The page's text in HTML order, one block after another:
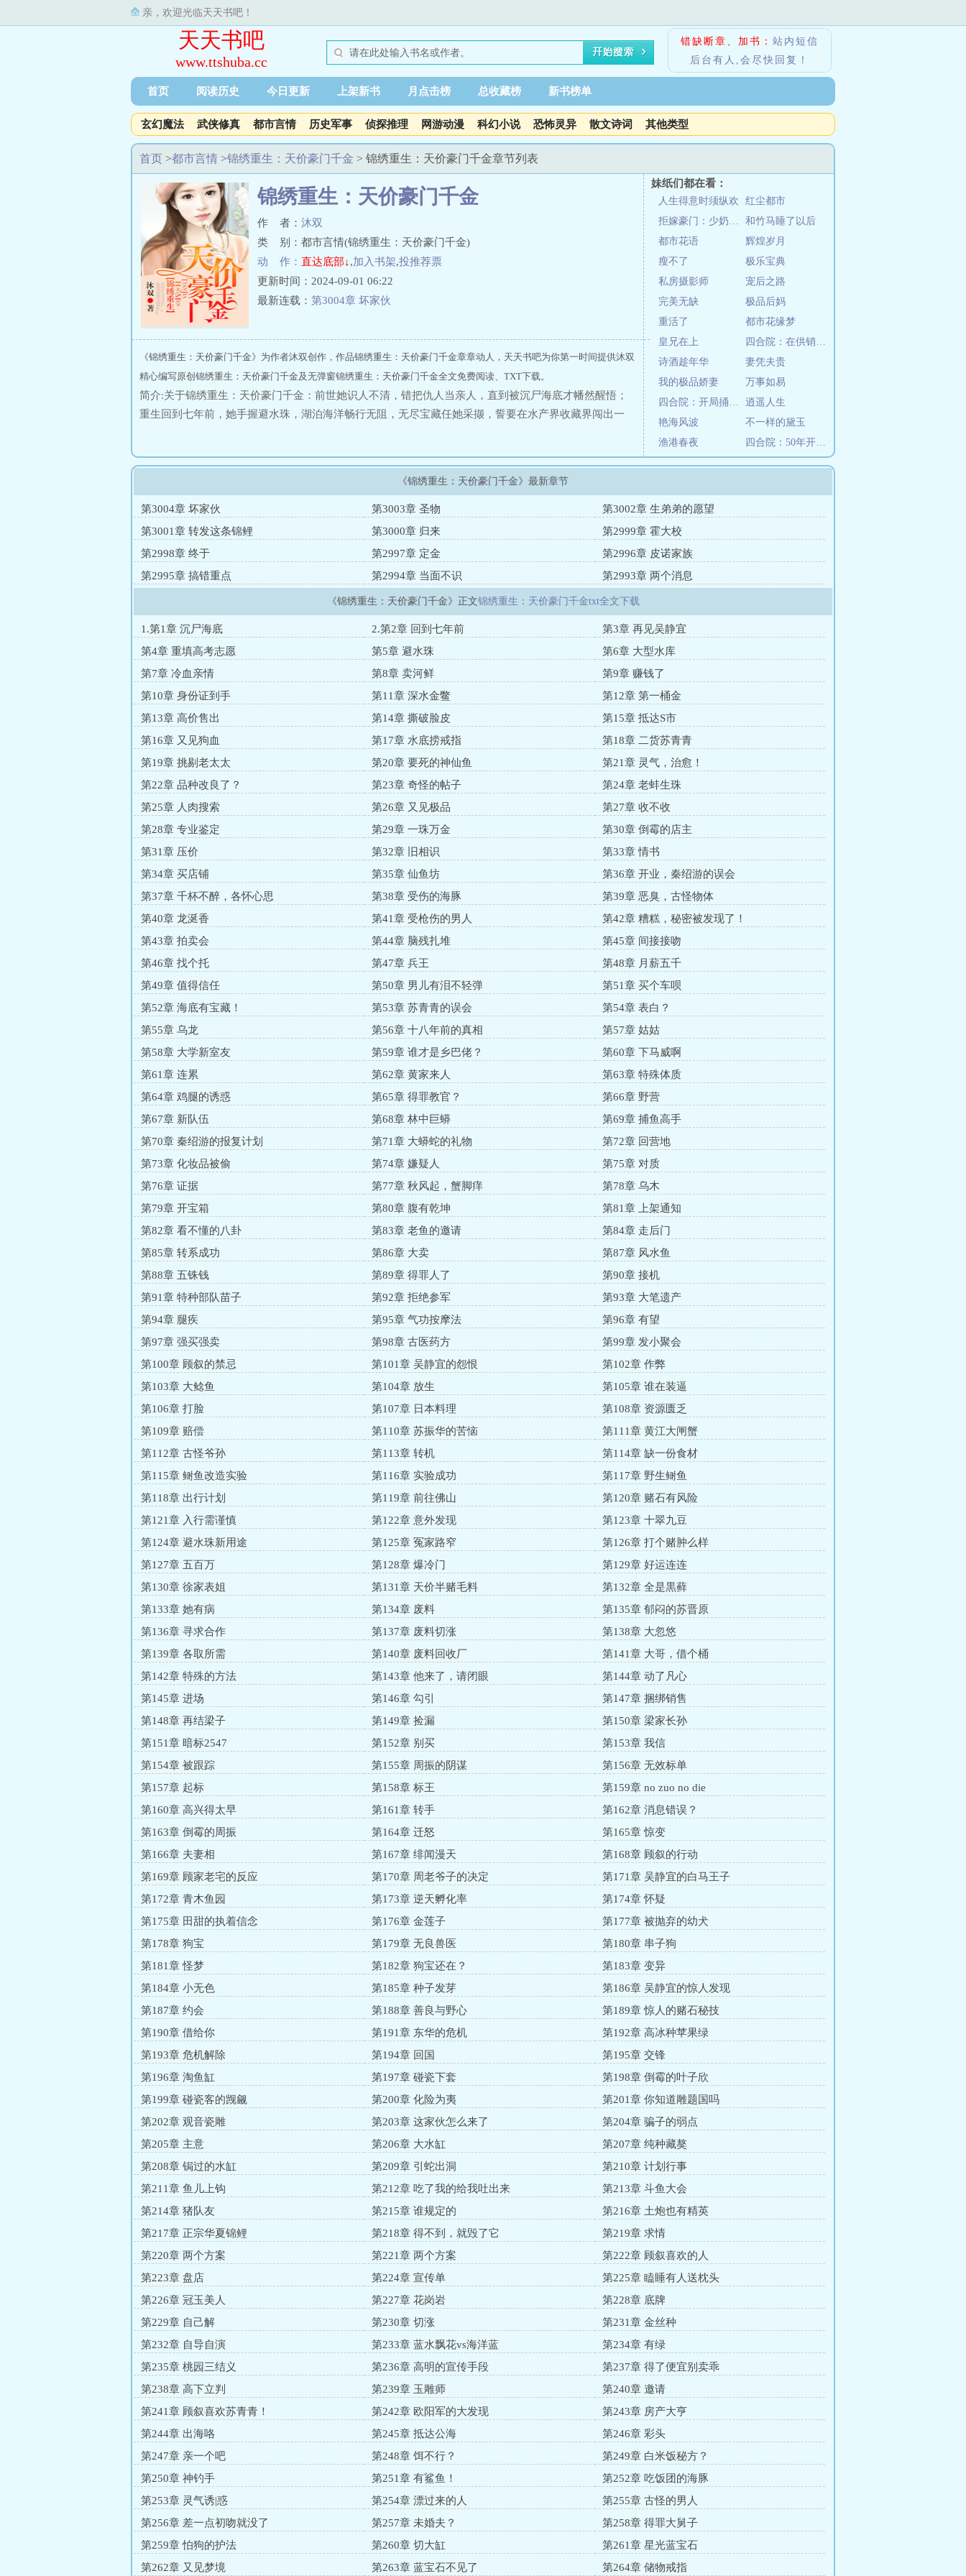
亲，欢迎光临天天书吧！
天天书吧
www.ttshuba.cc
错缺断章、加书： 站内短信
后台有人,会尽快回复！
首页 阅读历史 今日更新 上架新书 月点击榜 总收藏榜 新书榜单
玄幻魔法 武侠修真 都市言情 历史军事 侦探推理 网游动漫 科幻小说 恐怖灵异 散文诗词 其他类型
首页 >都市言情 >锦绣重生：天价豪门千金 > 锦绣重生：天价豪门千金章节列表
妹纸们都在看：
人生得意时须纵欢
红尘都市
拒嫁豪门：少奶奶99次出逃
和竹马睡了以后
都市花语
辉煌岁月
瘦不了
极乐宝典
私房摄影师
宠后之路
完美无缺
极品后妈
重活了
都市花缘梦
皇兄在上
四合院：在供销社开宝箱的日子
诗酒趁年华
妻凭夫贵
我的极品娇妻
万事如易
四合院：开局捅娄子，抓捕傻柱
逍遥人生
艳海风波
不一样的黛玉
渔港春夜
四合院：50年开局，开局倒腾鱼
锦绣重生：天价豪门千金
作 者： 沐双
类 别：都市言情(锦绣重生：天价豪门千金)
动 作： 直达底部↓,加入书架,投推荐票
更新时间：2024-09-01 06:22
最新连载： 第3004章 坏家伙
《锦绣重生：天价豪门千金》为作者沐双创作，作品锦绣重生：天价豪门千金章章动人，天天书吧为你第一时间提供沐双
精心编写原创锦绣重生：天价豪门千金及无弹窗锦绣重生：天价豪门千金全文免费阅读、TXT下载。
简介:关于锦绣重生：天价豪门千金：前世她识人不清，错把仇人当亲人，直到被沉尸海底才幡然醒悟；
重生回到七年前，她手握避水珠，湖泊海洋畅行无阻，无尽宝藏任她采撷，誓要在水产界收藏界闯出一
《锦绣重生：天价豪门千金》最新章节
第3004章 坏家伙 第3003章 圣物
第3002章 生弟弟的愿望
第3001章 转发这条锦鲤
第3000章 归来
第2999章 霍大校
第2998章 终于
第2997章 定金
第2996章 皮诺家族
第2995章 搞错重点
第2994章 当面不识 第2993章 两个消息
《锦绣重生：天价豪门千金》正文锦绣重生：天价豪门千金txt全文下载
1.第1章 沉尸海底 2.第2章 回到七年前
第3章 再见吴静宜
第4章 重填高考志愿
第5章 避水珠
第6章 大型水库
第7章 冷血亲情
第8章 卖河鲜
第9章 赚钱了
第10章 身份证到手
第11章 深水金鳖
第12章 第一桶金
第13章 高价售出
第14章 撕破脸皮
第15章 抵达S市
第16章 又见狗血
第17章 水底捞戒指
第18章 二货苏青青
第19章 挑剔老太太
第20章 要死的神仙鱼
第21章 灵气，治愈！
第22章 品种改良了？
第23章 奇怪的帖子
第24章 老蚌生珠
第25章 人肉搜索
第26章 又见极品
第27章 收不收
第28章 专业鉴定
第29章 一珠万金
第30章 倒霉的店主
第31章 压价
第32章 旧相识
第33章 情书
第34章 买店铺
第35章 仙鱼坊
第36章 开业，秦绍游的误会
第37章 千杯不醉，各怀心思
第38章 受伤的海豚
第39章 恶臭，古怪物体
第40章 龙涎香
第41章 受枪伤的男人
第42章 糟糕，秘密被发现了！
第43章 拍卖会
第44章 脑残扎堆
第45章 间接接吻
第46章 找个托
第47章 兵王
第48章 月薪五千
第49章 值得信任
第50章 男儿有泪不轻弹
第51章 买个车呗
第52章 海底有宝藏！
第53章 苏青青的误会
第54章 表白？
第55章 乌龙
第56章 十八年前的真相
第57章 姑姑
第58章 大学新室友
第59章 谁才是乡巴佬？
第60章 下马威啊
第61章 连累
第62章 黄家来人
第63章 特殊体质
第64章 鸡腿的诱惑
第65章 得罪教官？
第66章 野营
第67章 新队伍
第68章 林中巨蟒
第69章 捕鱼高手
第70章 秦绍游的报复计划
第71章 大蟒蛇的礼物
第72章 回营地
第73章 化妆品被偷
第74章 嫌疑人
第75章 对质
第76章 证据
第77章 秋风起，蟹脚痒
第78章 乌木
第79章 开宝箱
第80章 腹有乾坤
第81章 上架通知
第82章 看不懂的八卦
第83章 老鱼的邀请
第84章 走后门
第85章 转系成功
第86章 大卖
第87章 风水鱼
第88章 五铢钱
第89章 得罪人了
第90章 接机
第91章 特种部队苗子
第92章 拒绝参军
第93章 大笔遗产
第94章 腿疾
第95章 气功按摩法
第96章 有望
第97章 强买强卖
第98章 古医药方
第99章 发小聚会
第100章 顾叙的禁忌
第101章 吴静宜的怨恨
第102章 作弊
第103章 大鲶鱼
第104章 放生
第105章 谁在装逼
第106章 打脸
第107章 日本料理
第108章 资源匮乏
第109章 赔偿
第110章 苏振华的苦恼
第111章 黄江大闸蟹
第112章 古怪爷孙
第113章 转机
第114章 缺一份食材
第115章 鲥鱼改造实验
第116章 实验成功
第117章 野生鲥鱼
第118章 出行计划
第119章 前往佛山
第120章 赌石有风险
第121章 入行需谨慎
第122章 意外发现
第123章 十翠九豆
第124章 避水珠新用途
第125章 冤家路窄
第126章 打个赌肿么样
第127章 五百万
第128章 爆冷门
第129章 好运连连
第130章 徐家表姐
第131章 天价半赌毛料
第132章 全是黒藓
第133章 她有病
第134章 废料
第135章 郁闷的苏晋原
第136章 寻求合作
第137章 废料切涨
第138章 大忽悠
第139章 各取所需
第140章 废料回收厂
第141章 大哥，借个桶
第142章 特殊的方法
第143章 他来了，请闭眼
第144章 动了凡心
第145章 进场
第146章 勾引
第147章 捆绑销售
第148章 再结梁子
第149章 捡漏
第150章 梁家长孙
第151章 暗标2547
第152章 别买
第153章 我信
第154章 被跟踪
第155章 周振的阴谋
第156章 无效标单
第157章 起标
第158章 标王
第159章 no zuo no die
第160章 高兴得太早
第161章 转手
第162章 消息错误？
第163章 倒霉的周振
第164章 迁怒
第165章 惊变
第166章 夫妻相
第167章 绯闻漫天
第168章 顾叙的行动
第169章 顾家老宅的反应
第170章 周老爷子的决定
第171章 吴静宜的白马王子
第172章 青木鱼园
第173章 逆天孵化率
第174章 怀疑
第175章 田甜的执着信念
第176章 金莲子
第177章 被抛弃的幼犬
第178章 狗宝
第179章 无良兽医
第180章 串子狗
第181章 怪梦
第182章 狗宝还在？
第183章 变异
第184章 小无色
第185章 种子发芽
第186章 吴静宜的惊人发现
第187章 约会
第188章 善良与野心
第189章 惊人的赌石秘技
第190章 借给你
第191章 东华的危机
第192章 高冰种苹果绿
第193章 危机解除
第194章 回国
第195章 交锋
第196章 淘鱼缸
第197章 碰瓷下套
第198章 倒霉的叶子欣
第199章 碰瓷客的觊觎
第200章 化险为夷
第201章 你知道雕题国吗
第202章 观音瓷雕
第203章 这家伙怎么来了
第204章 骗子的弱点
第205章 主意
第206章 大水缸
第207章 纯种藏獒
第208章 锔过的水缸
第209章 引蛇出洞
第210章 计划行事
第211章 鱼儿上钩
第212章 吃了我的给我吐出来
第213章 斗鱼大会
第214章 猪队友
第215章 谁规定的
第216章 土炮也有精英
第217章 正宗华夏锦鲤
第218章 得不到，就毁了它
第219章 求情
第220章 两个方案
第221章 两个方案
第222章 顾叙喜欢的人
第223章 盘店
第224章 宣传单
第225章 瞌睡有人送枕头
第226章 冠玉美人
第227章 花岗岩
第228章 底牌
第229章 自己解
第230章 切涨
第231章 金丝种
第232章 自导自演
第233章 蓝水飘花vs海洋蓝
第234章 有绿
第235章 桃园三结义
第236章 高明的宣传手段
第237章 得了便宜别卖乖
第238章 高下立判
第239章 玉雕师
第240章 邀请
第241章 顾叙喜欢苏青青！
第242章 欧阳军的大发现
第243章 房产大亨
第244章 出海咯
第245章 抵达公海
第246章 彩头
第247章 亲一个吧
第248章 饵不行？
第249章 白米饭秘方？
第250章 神钓手
第251章 有鲨鱼！
第252章 吃饭团的海豚
第253章 灵气诱|惑
第254章 漂过来的人
第255章 古怪的男人
第256章 差一点初吻就没了
第257章 未婚夫？
第258章 得罪大舅子
第259章 怕狗的护法
第260章 切大缸
第261章 星光蓝宝石
第262章 又见梦境
第263章 蓝宝石不见了 第264章 储物戒指